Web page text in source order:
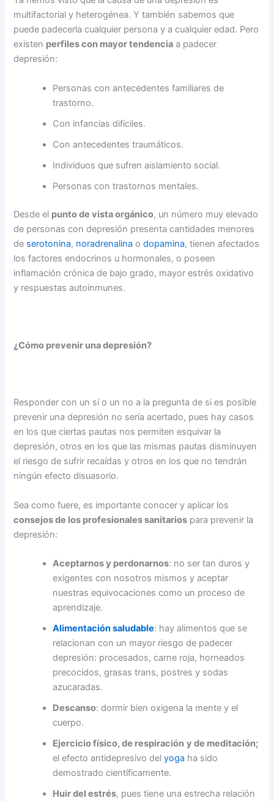
multifactorial y heterogénea. Y también sabemos que
puede padecerla cualquier persona y a cualquier edad. Pero
existen perfiles con mayor tendencia a padecer
depresión:
Personas con antecedentes familiares de
trastorno.
Con infancias difíciles.
Con antecedentes traumáticos.
Individuos que sufren aislamiento social.
Personas con trastornos mentales.
Desde el punto de vista orgánico, un número muy elevado
de personas con depresión presenta cantidades menores
de serotonina, noradrenalina odopamina, tienen afectados
los factores endocrinos u hormonales, o poseen
inflamación crónica de bajo grado, mayor estrés oxidativo
y respuestas autoinmunes.
¿Cómo prevenir una depresión?
Responder con un sí o un no a la pregunta de si es posible
prevenir una depresión no sería acertado, pues hay casos
en los que ciertas pautas nos permiten esquivar la
depresión, otros en los que las mismas pautas disminuyen
el riesgo de sufrir recaídas y otros en los que no tendrán
ningún efecto disuasorio.
Sea como fuere, es importante conocer y aplicar los
consejos de los profesionales sanitarios para prevenir la
depresión:
Aceptarnos y perdonarnos: no ser tan duros y
exigentes con nosotros mismos y aceptar
nuestras equivocaciones como un proceso de
aprendizaje.
Alimentación saludable: hay alimentos que se
relacionan con un mayor riesgo de padecer
depresión: procesados, carne roja, horneados
precocidos, grasas trans, postres y sodas
azucaradas.
Descanso: dormir bien oxigena la mente y el
cuerpo.
Ejercicio físico, de respiración y de meditación;
el efecto antidepresivo delyoga ha sido
demostrado científicamente.
Huir del estrés, pues tiene una estrecha relación